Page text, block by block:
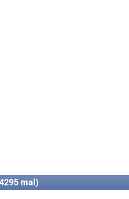
mal)